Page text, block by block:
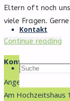
Kontakt
Suche
Suche
Eltern oft noch
viele Fragen.
Continue reading
Kontakt
Angelika Kern
Am Hochzeitshaus